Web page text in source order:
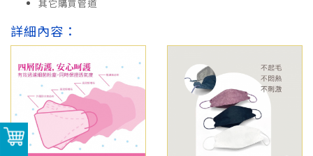
其它購買管道
詳細內容：